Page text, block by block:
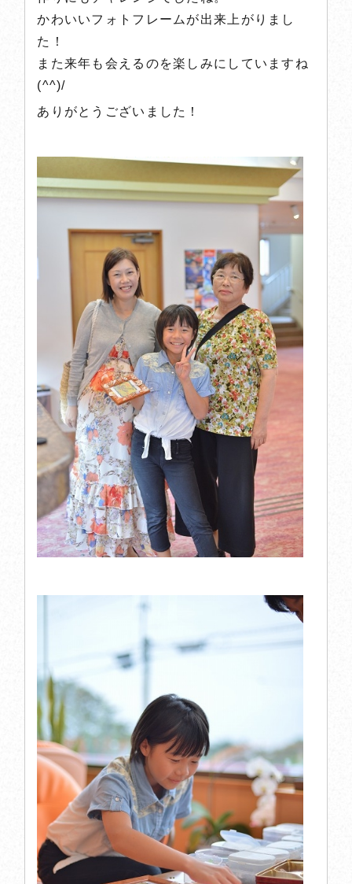
TEL 0772-74-0825
お問い合わせはお電話にて承っております
［受付時間］ 8:30-21:00
閉じる
かわいいフォトフレームが出来上がりまし
た！
また来年も会えるのを楽しみにしていますね
(^^)/
ありがとうございました！